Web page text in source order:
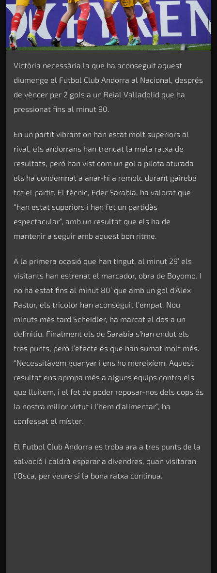
Victòria necessària la que ha aconseguit aquest
diumenge el Futbol Club Andorra al Nacional, després
de vèncer per 2 gols a un Reial Valladolid que ha
pressionat fins al minut 90.
En un partit vibrant on han estat molt superiors al
rival, els andorrans han trencat la mala ratxa de
resultats, però han vist com un gol a pilota aturada
els ha condemnat a anar-hi a remolc durant gairebé
tot el partit. El tècnic, Eder Sarabia, ha valorat que
“han estat superiors i han fet un partidàs
espectacular”, amb un resultat que els ha de
mantenir a seguir amb aquest bon ritme.
A la primera ocasió que han tingut, al minut 29’ els
visitants han estrenat el marcador, obra de Boyomo. I
no ha estat fins al minut 80’ que amb un gol d’Àlex
Pastor, els tricolor han aconseguit l’empat. Nou
minuts més tard Scheidler, ha marcat el dos a un
definitiu. Finalment els de Sarabia s’han endut els
tres punts, però l’efecte és que han sumat molt més.
“Necessitàvem guanyar i ens ho mereixíem. Aquest
resultat ens apropa més a alguns equips contra els
que lluitem, i el fet de poder reposar-nos dels cops és
la nostra millor virtut i l’hem d’alimentar”, ha
confessat el míster.
El Futbol Club Andorra es troba ara a tres punts de la
salvació i caldrà esperar a divendres, quan visitaran
l’Osca, per veure si la bona ratxa continua.